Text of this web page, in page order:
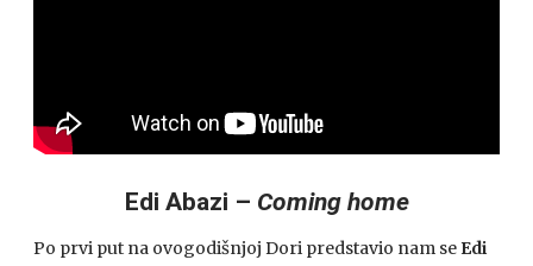
Edi Abazi – Coming home
Po prvi put na ovogodišnjoj Dori predstavio nam se Edi